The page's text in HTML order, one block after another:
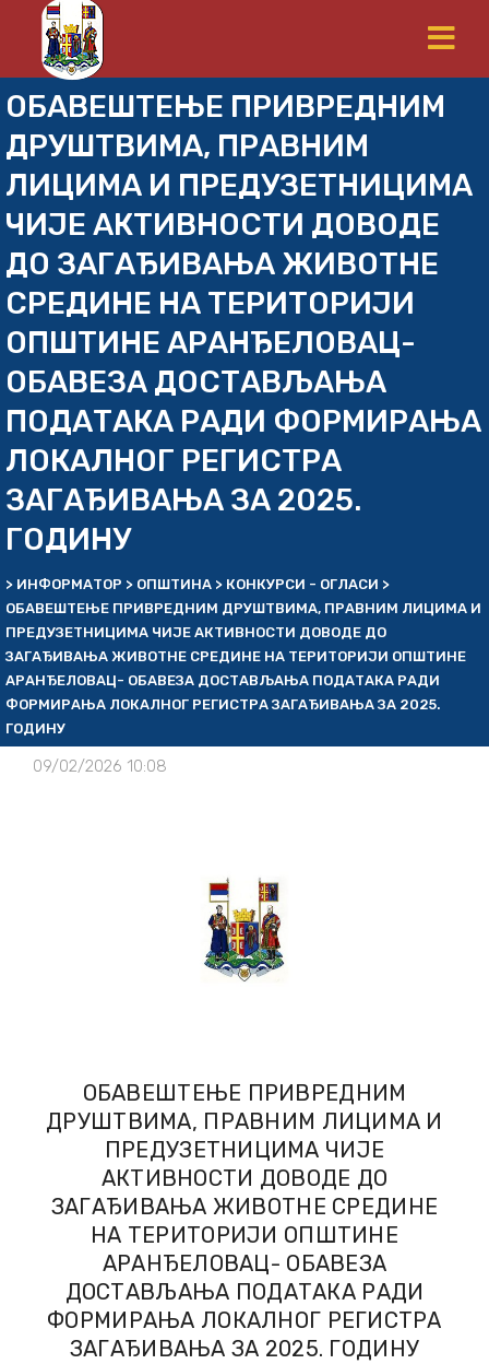
ОБАВЕШТЕЊЕ ПРИВРЕДНИМ
ДРУШТВИМА, ПРАВНИМ
ЛИЦИМА И ПРЕДУЗЕТНИЦИМА
ЧИЈЕ АКТИВНОСТИ ДОВОДЕ
ДО ЗАГАЂИВАЊА ЖИВОТНЕ
СРЕДИНЕ НА ТЕРИТОРИЈИ
ОПШТИНЕ АРАНЂЕЛОВАЦ-
ОБАВЕЗА ДОСТАВЉАЊА
ПОДАТАКА РАДИ ФОРМИРАЊА
ЛОКАЛНОГ РЕГИСТРА
ЗАГАЂИВАЊА ЗА 2025.
ГОДИНУ
> ИНФОРМАТОР > ОПШТИНА > КОНКУРСИ - ОГЛАСИ >
ОБАВЕШТЕЊЕ ПРИВРЕДНИМ ДРУШТВИМА, ПРАВНИМ ЛИЦИМА И
ПРЕДУЗЕТНИЦИМА ЧИЈЕ АКТИВНОСТИ ДОВОДЕ ДО
ЗАГАЂИВАЊА ЖИВОТНЕ СРЕДИНЕ НА ТЕРИТОРИЈИ ОПШТИНЕ
АРАНЂЕЛОВАЦ- ОБАВЕЗА ДОСТАВЉАЊА ПОДАТАКА РАДИ
ФОРМИРАЊА ЛОКАЛНОГ РЕГИСТРА ЗАГАЂИВАЊА ЗА 2025.
ГОДИНУ
09/02/2026 10:08
ОБАВЕШТЕЊЕ ПРИВРЕДНИМ
ДРУШТВИМА, ПРАВНИМ ЛИЦИМА И
ПРЕДУЗЕТНИЦИМА ЧИЈЕ
АКТИВНОСТИ ДОВОДЕ ДО
ЗАГАЂИВАЊА ЖИВОТНЕ СРЕДИНЕ
НА ТЕРИТОРИЈИ ОПШТИНЕ
АРАНЂЕЛОВАЦ- ОБАВЕЗА
ДОСТАВЉАЊА ПОДАТАКА РАДИ
ФОРМИРАЊА ЛОКАЛНОГ РЕГИСТРА
ЗАГАЂИВАЊА ЗА 2025. ГОДИНУ